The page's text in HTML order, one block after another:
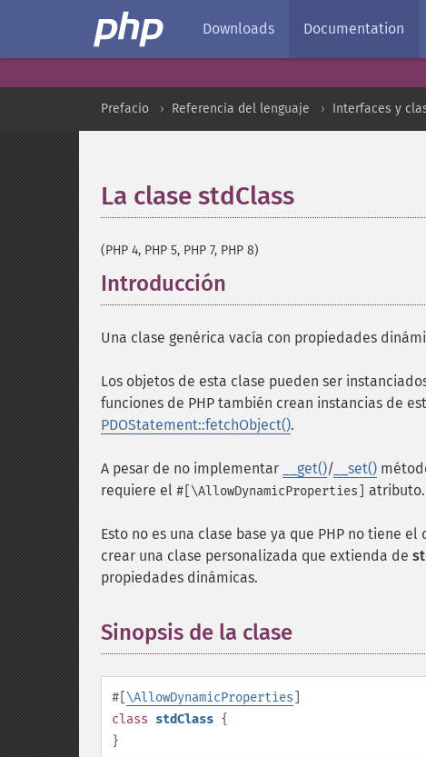
Downloads Documentation
Prefacio Referencia del lenguaje Interfaces y
La clase stdClass
(PHP 4, PHP 5, PHP 7, PHP 8)
Introducción
Una clase genérica vacía con propiedades
Los objetos de esta clase pueden ser
funciones de PHP también crean instancias de
PDOStatement::fetchObject().
A pesar de no implementar __get()/ __set()
requiere el #[\AllowDynamicProperties] atributo.
Esto no es una clase base ya que PHP no tiene
crear una clase personalizada que extienda de
propiedades dinámicas.
Sinopsis de la clase
#[ \AllowDynamicProperties
class stdClass {
}